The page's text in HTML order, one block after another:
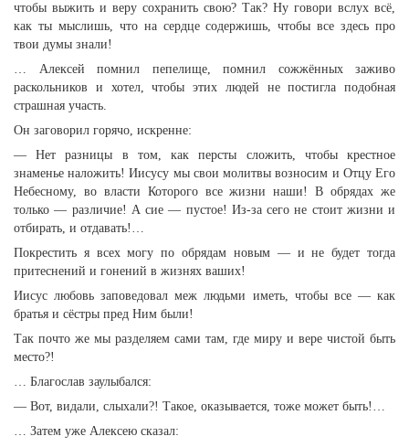
чтобы выжить и веру сохранить свою? Так? Ну говори вслух всё,
как ты мыслишь, что на сердце содержишь, чтобы все здесь про
твои думы знали!
… Алексей помнил пепелище, помнил сожжённых заживо
раскольников и хотел, чтобы этих людей не постигла подобная
страшная участь.
Он заговорил горячо, искренне:
— Нет разницы в том, как персты сложить, чтобы крестное
знаменье наложить! Иисусу мы свои молитвы возносим и Отцу Его
Небесному, во власти Которого все жизни наши! В обрядах же
только — различие! А сие — пустое! Из-за сего не стоит жизни и
отбирать, и отдавать!…
Покрестить я всех могу по обрядам новым — и не будет тогда
притеснений и гонений в жизнях ваших!
Иисус любовь заповедовал меж людьми иметь, чтобы все — как
братья и сёстры пред Ним были!
Так почто же мы разделяем сами там, где миру и вере чистой быть
место?!
… Благослав заулыбался:
— Вот, видали, слыхали?! Такое, оказывается, тоже может быть!…
… Затем уже Алексею сказал: